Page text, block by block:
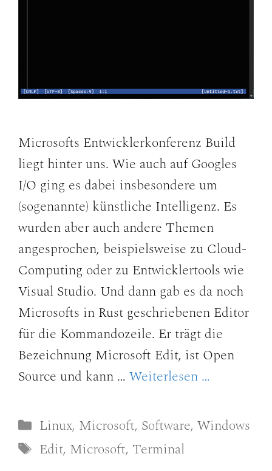
Microsofts Entwicklerkonferenz Build
liegt hinter uns. Wie auch auf Googles
I/O ging es dabei insbesondere um
(sogenannte) künstliche Intelligenz. Es
wurden aber auch andere Themen
angesprochen, beispielsweise zu Cloud-
Computing oder zu Entwicklertools wie
Visual Studio. Und dann gab es da noch
Microsofts in Rust geschriebenen Editor
für die Kommandozeile. Er trägt die
Bezeichnung Microsoft Edit, ist Open
Source und kann … Weiterlesen …
Kategorien
Linux, Microsoft, Software,Windows
Schlagwörter
Edit, Microsoft, Terminal